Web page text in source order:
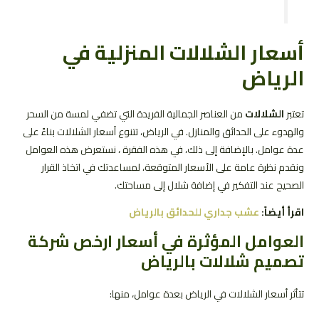
أسعار الشلالات المنزلية في
الرياض
تعتبرالشلالاتمن العناصر الجمالية الفريدة التي تضفي لمسة من السحر
والهدوء على الحدائق والمنازل. في الرياض، تتنوع أسعار الشلالات بناءً على
عدة عوامل. بالإضافة إلى ذلك، في هذه الفقرة ، نستعرض هذه العوامل
ونقدم نظرة عامة على الأسعار المتوقعة، لمساعدتك في اتخاذ القرار
الصحيح عند التفكير في إضافة شلال إلى مساحتك.
اقرأ أيضاً:عشب جداري للحدائق بالرياض
العوامل المؤثرة في أسعار ارخص شركة
تصميم شلالات بالرياض
تتأثر أسعار الشلالات في الرياض بعدة عوامل، منها: